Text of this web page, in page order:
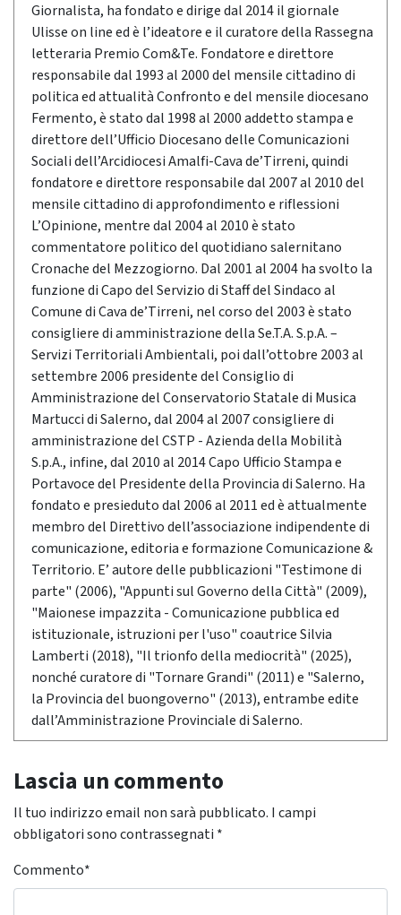
Giornalista, ha fondato e dirige dal 2014 il giornale
Ulisse on line ed è l’ideatore e il curatore della Rassegna
letteraria Premio Com&Te. Fondatore e direttore
responsabile dal 1993 al 2000 del mensile cittadino di
politica ed attualità Confronto e del mensile diocesano
Fermento, è stato dal 1998 al 2000 addetto stampa e
direttore dell’Ufficio Diocesano delle Comunicazioni
Sociali dell’Arcidiocesi Amalfi-Cava de’Tirreni, quindi
fondatore e direttore responsabile dal 2007 al 2010 del
mensile cittadino di approfondimento e riflessioni
L’Opinione, mentre dal 2004 al 2010 è stato
commentatore politico del quotidiano salernitano
Cronache del Mezzogiorno. Dal 2001 al 2004 ha svolto la
funzione di Capo del Servizio di Staff del Sindaco al
Comune di Cava de’Tirreni, nel corso del 2003 è stato
consigliere di amministrazione della Se.T.A. S.p.A. –
Servizi Territoriali Ambientali, poi dall’ottobre 2003 al
settembre 2006 presidente del Consiglio di
Amministrazione del Conservatorio Statale di Musica
Martucci di Salerno, dal 2004 al 2007 consigliere di
amministrazione del CSTP - Azienda della Mobilità
S.p.A., infine, dal 2010 al 2014 Capo Ufficio Stampa e
Portavoce del Presidente della Provincia di Salerno. Ha
fondato e presieduto dal 2006 al 2011 ed è attualmente
membro del Direttivo dell’associazione indipendente di
comunicazione, editoria e formazione Comunicazione &
Territorio. E’ autore delle pubblicazioni "Testimone di
parte" (2006), "Appunti sul Governo della Città" (2009),
"Maionese impazzita - Comunicazione pubblica ed
istituzionale, istruzioni per l'uso" coautrice Silvia
Lamberti (2018), "Il trionfo della mediocrità" (2025),
nonché curatore di "Tornare Grandi" (2011) e "Salerno,
la Provincia del buongoverno" (2013), entrambe edite
dall’Amministrazione Provinciale di Salerno.
Lascia un commento
Il tuo indirizzo email non sarà pubblicato. I campi
obbligatori sono contrassegnati *
Commento*